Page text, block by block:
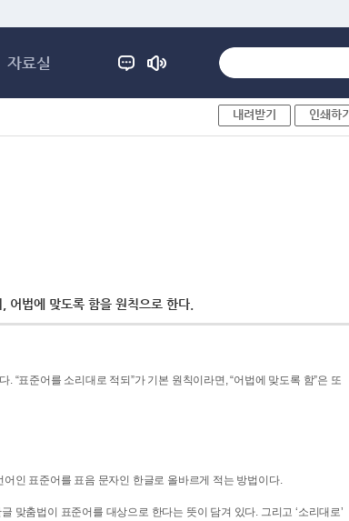
자료실
내려받기 인쇄하기
어법에 맞도록 함을 원칙으로 한다.
“표준어를 소리대로 적되”가 기본 원칙이라면, “어법에 맞도록 함”은 또
인 표준어를 표음 문자인 한글로 올바르게 적는 방법이다.
맞춤법이 표준어를 대상으로 한다는 뜻이 담겨 있다. 그리고 ‘소리대로’